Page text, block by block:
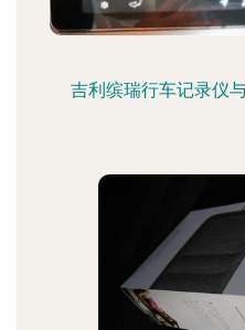
吉利缤瑞行车记录仪